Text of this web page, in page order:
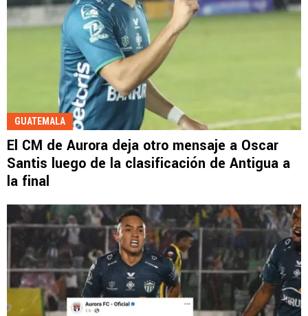
GUATEMALA
El CM de Aurora deja otro mensaje a Oscar
Santis luego de la clasificación de Antigua a
la final